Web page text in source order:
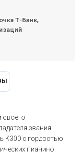
Т-Банк,
своего
звания
K300 с гордостью
пианино.